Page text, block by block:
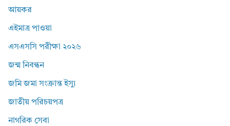
আয়কর
এইমাত্র পাওয়া
এসএসসি পরীক্ষা ২০২৬
জন্ম নিবন্ধন
জমি জমা সংক্রান্ত ইস্যু
জাতীয় পরিচয়পত্র
নাগরিক সেবা